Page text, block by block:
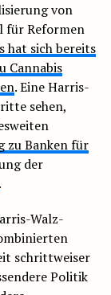
von
für Reformen
hat sich bereits
Cannabis
. Eine Harris-
sehen,
zu Banken für
der
Walz-
schrittweiser
Politik